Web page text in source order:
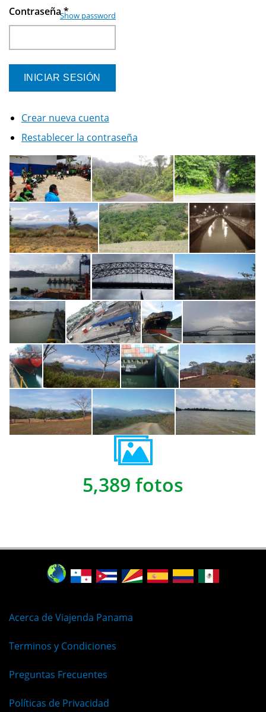
Contraseña*
Show password
Crear nueva cuenta
Restablecer la contraseña
5,389 fotos
Acerca de Viajenda Panama
Terminos y Condiciones
Preguntas Frecuentes
Políticas de Privacidad